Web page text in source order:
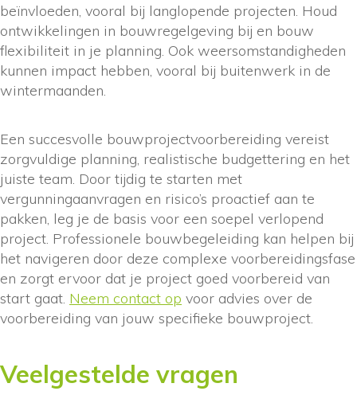
beïnvloeden, vooral bij langlopende projecten. Houd
ontwikkelingen in bouwregelgeving bij en bouw
flexibiliteit in je planning. Ook weersomstandigheden
kunnen impact hebben, vooral bij buitenwerk in de
wintermaanden.
Een succesvolle bouwprojectvoorbereiding vereist
zorgvuldige planning, realistische budgettering en het
juiste team. Door tijdig te starten met
vergunningaanvragen en risico’s proactief aan te
pakken, leg je de basis voor een soepel verlopend
project. Professionele bouwbegeleiding kan helpen bij
het navigeren door deze complexe voorbereidingsfase
en zorgt ervoor dat je project goed voorbereid van
start gaat. Neem contact op voor advies over de
voorbereiding van jouw specifieke bouwproject.
Veelgestelde vragen